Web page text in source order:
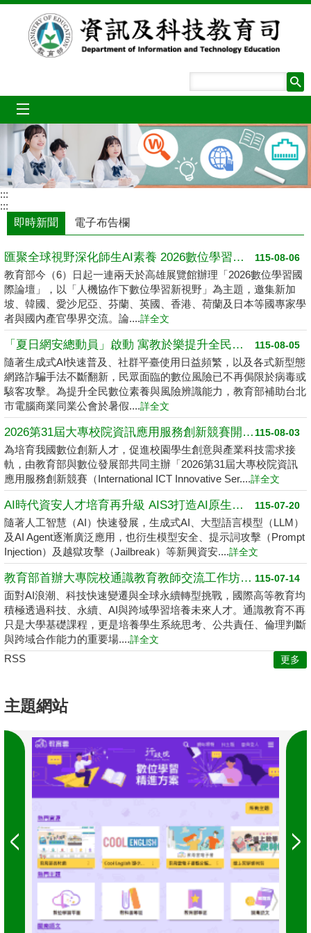
跳到主要內容區塊
:::
:::
即時新聞
電子布告欄
115-08-06
匯聚全球視野深化師生AI素養 2026數位學習國際論壇高雄登場
教育部今（6）日起一連兩天於高雄展覽館辦理「2026數位學習國
際論壇」，以「人機協作下數位學習新視野」為主題，邀集新加
坡、韓國、愛沙尼亞、芬蘭、英國、香港、荷蘭及日本等國專家學
者與國內產官學界交流。論....詳全文
115-08-05
「夏日網安總動員」啟動 寓教於樂提升全民數位素養
隨著生成式AI快速普及、社群平臺使用日益頻繁，以及各式新型態
網路詐騙手法不斷翻新，民眾面臨的數位風險已不再侷限於病毒或
駭客攻擊。為提升全民數位素養與風險辨識能力，教育部補助台北
市電腦商業同業公會於暑假....詳全文
115-08-03
2026第31屆大專校院資訊應用服務創新競賽開跑了 請高中職以上學生踴躍報名
為培育我國數位創新人才，促進校園學生創意與產業科技需求接
軌，由教育部與數位發展部共同主辦「2026第31屆大專校院資訊
應用服務創新競賽（International ICT Innovative Ser....詳全文
115-07-20
AI時代資安人才培育再升級 AIS3打造AI原生資安學習環境
隨著人工智慧（AI）快速發展，生成式AI、大型語言模型（LLM）
及AI Agent逐漸廣泛應用，也衍生模型安全、提示詞攻擊（Prompt
Injection）及越獄攻擊（Jailbreak）等新興資安....詳全文
115-07-14
教育部首辦大專院校通識教育教師交流工作坊 邁向2050共創未來永續大學
面對AI浪潮、科技快速變遷與全球永續轉型挑戰，國際高等教育均
積極透過科技、永續、AI與跨域學習培養未來人才。通識教育不再
只是大學基礎課程，更是培養學生系統思考、公共責任、倫理判斷
與跨域合作能力的重要場....詳全文
RSS 更多
主題網站